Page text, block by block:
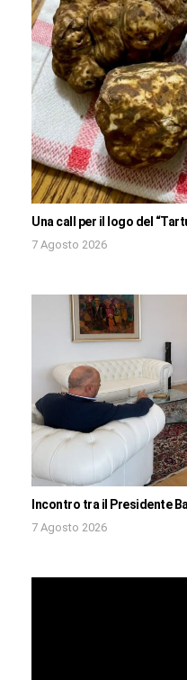
Una call per il logo del
7 Agosto 2026
Incontro tra il Presidente
7 Agosto 2026